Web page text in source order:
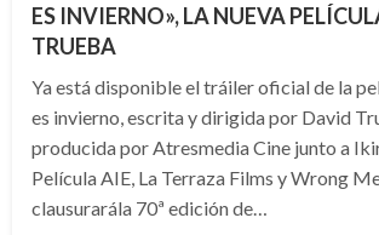
ES INVIERNO», LA NUEVA
TRUEBA
Ya está disponible el tráiler oficial de la
es invierno, escrita y dirigida por David
producida por Atresmedia Cine junto a
Película AIE, La Terraza Films y Wrong
clausurarála 70ª edición de…